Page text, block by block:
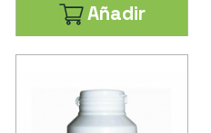
Añadir